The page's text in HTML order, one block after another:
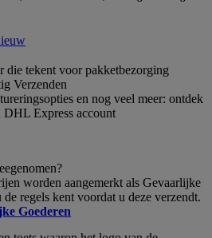
Verzenden
en nog veel meer: ontdek
DHL Express account
worden aangemerkt als Gevaarlijke
regels kent voordat u deze verzendt.
Goederen